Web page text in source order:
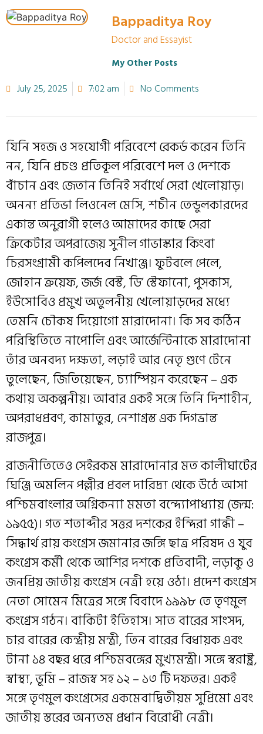
Bappaditya Roy
Doctor and Essayist
My Other Posts
July 25, 2025 7:02 am No Comments
যিনি সহজ ও সহযোগী পরিবেশে রেকর্ড করেন তিনি
নন, যিনি প্রচণ্ড প্রতিকূল পরিবেশে দল ও দেশকে
বাঁচান এবং জেতান তিনিই সর্বার্থে সেরা খেলোয়াড়।
অনন্য প্রতিভা লিওনেল মেসি, শচীন তেন্ডুলকারদের
একান্ত অনুরাগী হলেও আমাদের কাছে সেরা
ক্রিকেটার অপরাজেয় সুনীল গাভাস্কার কিংবা
চিরসংগ্রামী কপিলদেব নিখাঞ্জ। ফুটবলে পেলে,
জোহান ক্রয়েফ, জর্জ বেস্ট, ডি’ স্টেফানো, পুসকাস,
ইউসোবিও প্রমুখ অতুলনীয় খেলোয়াড়দের মধ্যে
তেমনি চৌকষ দিয়োগো মারাদোনা। কি সব কঠিন
পরিস্থিতিতে নাপোলি এবং আর্জেন্টিনাকে মারাদোনা
তাঁর অনবদ্য দক্ষতা, লড়াই আর নেতৃ গুণে টেনে
তুলেছেন, জিতিয়েছেন, চ্যাম্পিয়ন করেছেন – এক
কথায় অকল্পনীয়। আবার একই সঙ্গে তিনি দিশাহীন,
অপরাধপ্রবণ, কামাতুর, নেশাগ্রস্ত এক দিগভ্রান্ত
রাজপুত্র।
রাজনীতিতেও সেইরকম মারাদোনার মত কালীঘাটের
ঘিঞ্জি অমলিন পল্লীর প্রবল দারিদ্র্য থেকে উঠে আসা
পশ্চিমবাংলার অগ্নিকন্যা মমতা বন্দ্যোপাধ্যায় (জন্ম:
১৯৫৫)। গত শতাব্দীর সত্তর দশকের ইন্দিরা গান্ধী –
সিদ্ধার্থ রায় কংগ্রেস জমানার জঙ্গি ছাত্র পরিষদ ও যুব
কংগ্রেস কর্মী থেকে আশির দশকে প্রতিবাদী, লড়াকু ও
জনপ্রিয় জাতীয় কংগ্রেস নেত্রী হয়ে ওঠা। প্রদেশ কংগ্রেস
নেতা সোমেন মিত্রের সঙ্গে বিবাদে ১৯৯৮ তে তৃণমুল
কংগ্রেস গঠন। বাকিটা ইতিহাস। সাত বারের সাংসদ,
চার বারের কেন্দ্রীয় মন্ত্রী, তিন বারের বিধায়ক এবং
টানা ১৪ বছর ধরে পশ্চিমবঙ্গের মুখ্যমন্ত্রী। সঙ্গে স্বরাষ্ট্র,
স্বাস্থ্য, ভূমি – রাজস্ব সহ ১২ – ১৩ টি দফতর। একই
সঙ্গে তৃণমুল কংগ্রেসের একমেবাদ্বিতীয়ম সুপ্রিমো এবং
জাতীয় স্তরের অন্যতম প্রধান বিরোধী নেত্রী।